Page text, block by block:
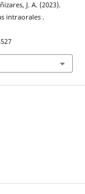
J. A. (2023).
intraorales .